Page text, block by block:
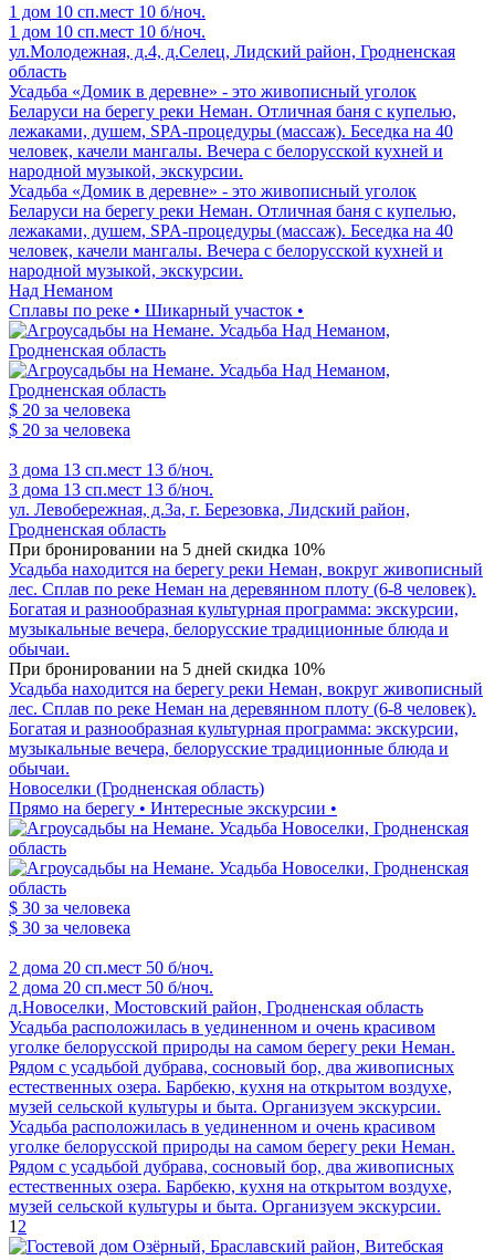
1 дом 10 сп.мест 10 б/ноч.
1 дом 10 сп.мест 10 б/ноч.
ул.Молодежная, д.4, д.Селец, Лидский район, Гродненская
область
Усадьба «Домик в деревне» - это живописный уголок
Беларуси на берегу реки Неман. Отличная баня с купелью,
лежаками, душем, SPA-процедуры (массаж). Беседка на 40
человек, качели мангалы. Вечера с белорусской кухней и
народной музыкой, экскурсии.
Усадьба «Домик в деревне» - это живописный уголок
Беларуси на берегу реки Неман. Отличная баня с купелью,
лежаками, душем, SPA-процедуры (массаж). Беседка на 40
человек, качели мангалы. Вечера с белорусской кухней и
народной музыкой, экскурсии.
Над Неманом
Сплавы по реке • Шикарный участок •
$ 20 за человека
$ 20 за человека
3 дома 13 сп.мест 13 б/ноч.
3 дома 13 сп.мест 13 б/ноч.
ул. Левобережная, д.3а, г. Березовка, Лидский район,
Гродненская область
При бронировании на 5 дней скидка 10%
Усадьба находится на берегу реки Неман, вокруг живописный
лес. Сплав по реке Неман на деревянном плоту (6-8 человек).
Богатая и разнообразная культурная программа: экскурсии,
музыкальные вечера, белорусские традиционные блюда и
обычаи.
При бронировании на 5 дней скидка 10%
Усадьба находится на берегу реки Неман, вокруг живописный
лес. Сплав по реке Неман на деревянном плоту (6-8 человек).
Богатая и разнообразная культурная программа: экскурсии,
музыкальные вечера, белорусские традиционные блюда и
обычаи.
Новоселки (Гродненская область)
Прямо на берегу • Интересные экскурсии •
$ 30 за человека
$ 30 за человека
2 дома 20 сп.мест 50 б/ноч.
2 дома 20 сп.мест 50 б/ноч.
д.Новоселки, Мостовский район, Гродненская область
Усадьба расположилась в уединенном и очень красивом
уголке белорусской природы на самом берегу реки Неман.
Рядом с усадьбой дубрава, сосновый бор, два живописных
естественных озера. Барбекю, кухня на открытом воздухе,
музей сельской культуры и быта. Организуем экскурсии.
Усадьба расположилась в уединенном и очень красивом
уголке белорусской природы на самом берегу реки Неман.
Рядом с усадьбой дубрава, сосновый бор, два живописных
естественных озера. Барбекю, кухня на открытом воздухе,
музей сельской культуры и быта. Организуем экскурсии.
1 2